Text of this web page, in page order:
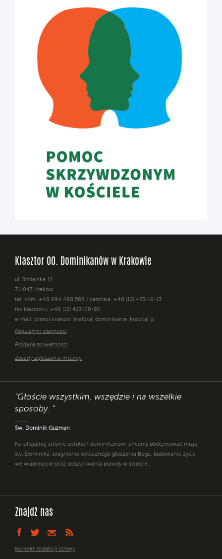
Klasztor OO. Dominikanów w Krakowie
ul. Stolarska 12,
31-043 Kraków
tel. kom. +48 694 480 588 / centrala: +48 (12) 423-16-13
fax klasztoru: +48 (12) 423-00-80
e-mail: przeor.krakow [małpka] dominikanie [kropka] pl
Regulamin płatności
Polityka prywatności
Zasady zgłaszania intencji
"Głoście wszystkim, wszędzie i na wszelkie
sposoby. "
Św. Dominik Guzman
Na oficjalnej stronie polskich dominikanów, chcemy podejmować misję
św. Dominika: pragnienie odważnego głoszenia Boga, budowanie życia
we wspólnocie oraz poszukiwania prawdy w świecie.
Znajdź nas
kontakt redakcji strony